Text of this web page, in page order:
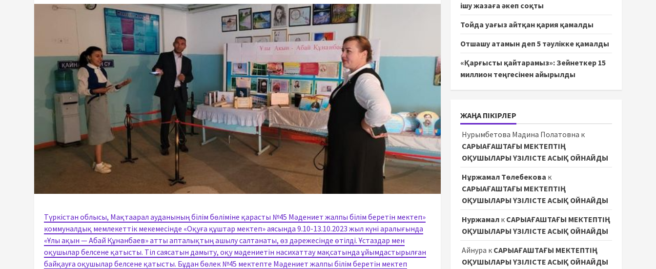
Түркістан облысы, Мақтаарал ауданының білім бөліміне қарасты №45 Мәдениет жалпы білім беретін мектеп»
коммуналдық мемлекеттік мекемесінде «Оқуға құштар мектеп» аясында 9.10-13.10.2023 жыл күні аралығында
«Ұлы ақын — Абай Құнанбаев» атты апталықтың ашылу салтанаты, өз дәрежесінде өтілді. Ұстаздар мен
оқушылар белсене қатысты. Тіл саясатын дамыту, оқу мәдениетін насихаттау мақсатында ұйымдастырылған
байқауға оқушылар белсене қатысты. Бұдан бөлек №45 мектепте Мәдениет жалпы білім беретін мектеп
ішу жазаға әкеп соқты
Тойда уағыз айтқан қария қамалды
Отшашу атамын деп 5 тәулікке қамалды
«Қарғысты қайтарамыз»: Зейнеткер 15
миллион теңгесінен айырылды
ЖАҢА ПІКІРЛЕР
Нурымбетова Мадина Полатовна к
САРЫАҒАШТАҒЫ МЕКТЕПТІҢ
ОҚУШЫЛАРЫ ҮЗІЛІСТЕ АСЫҚ ОЙНАЙДЫ
Нұржамал Төлебекова к
САРЫАҒАШТАҒЫ МЕКТЕПТІҢ
ОҚУШЫЛАРЫ ҮЗІЛІСТЕ АСЫҚ ОЙНАЙДЫ
Нуржамалк САРЫАҒАШТАҒЫ МЕКТЕПТІҢ
ОҚУШЫЛАРЫ ҮЗІЛІСТЕ АСЫҚ ОЙНАЙДЫ
Айнура к САРЫАҒАШТАҒЫ МЕКТЕПТІҢ
ОҚУШЫЛАРЫ ҮЗІЛІСТЕ АСЫҚ ОЙНАЙДЫ